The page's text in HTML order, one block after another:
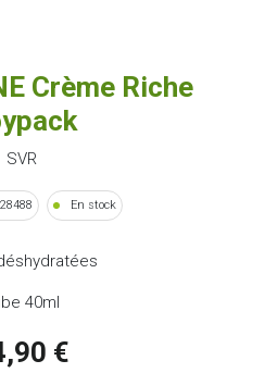
Crème Riche
SVR
En stock
40ml
€